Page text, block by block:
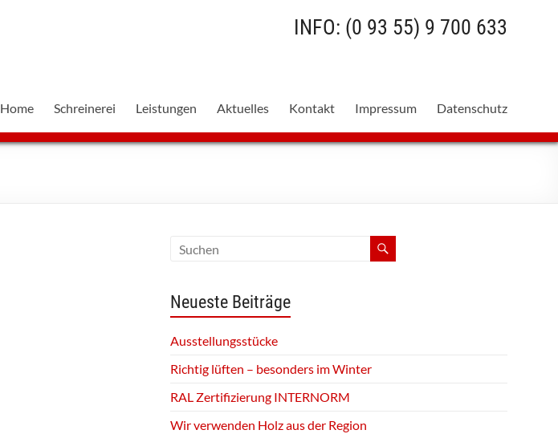
INFO: (0 93 55) 9 700 633
Home Schreinerei Leistungen Aktuelles Kontakt Impressum Datenschutz
Neueste Beiträge
Ausstellungsstücke
Richtig lüften – besonders im Winter
RAL Zertifizierung INTERNORM
Wir verwenden Holz aus der Region